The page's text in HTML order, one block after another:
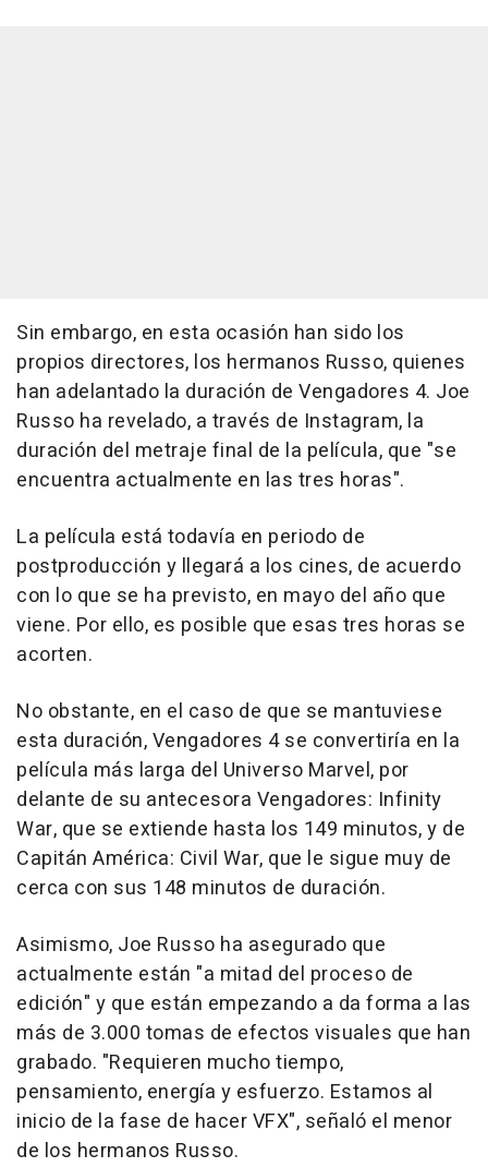
Sin embargo, en esta ocasión han sido los
propios directores, los hermanos Russo, quienes
han adelantado la duración de Vengadores 4. Joe
Russo ha revelado, a través de Instagram, la
duración del metraje final de la película, que "se
encuentra actualmente en las tres horas".
La película está todavía en periodo de
postproducción y llegará a los cines, de acuerdo
con lo que se ha previsto, en mayo del año que
viene. Por ello, es posible que esas tres horas se
acorten.
No obstante, en el caso de que se mantuviese
esta duración, Vengadores 4 se convertiría en la
película más larga del Universo Marvel, por
delante de su antecesora Vengadores: Infinity
War, que se extiende hasta los 149 minutos, y de
Capitán América: Civil War, que le sigue muy de
cerca con sus 148 minutos de duración.
Asimismo, Joe Russo ha asegurado que
actualmente están "a mitad del proceso de
edición" y que están empezando a da forma a las
más de 3.000 tomas de efectos visuales que han
grabado. "Requieren mucho tiempo,
pensamiento, energía y esfuerzo. Estamos al
inicio de la fase de hacer VFX", señaló el menor
de los hermanos Russo.